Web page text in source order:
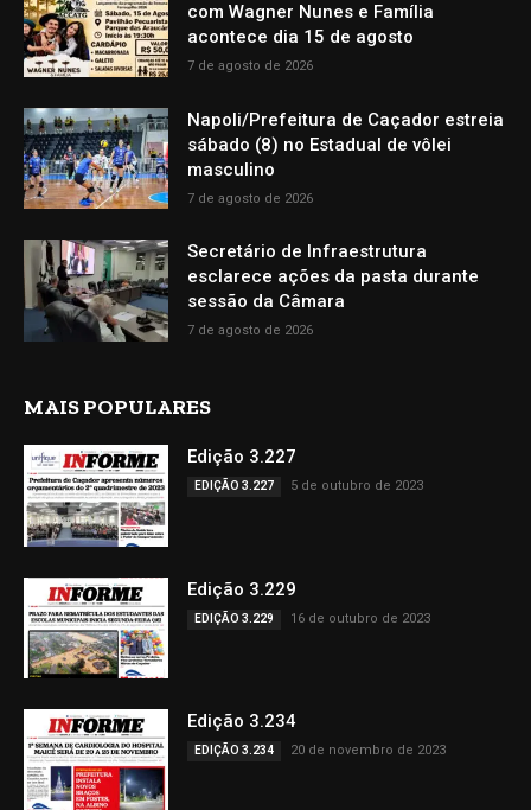
com Wagner Nunes e Família
acontece dia 15 de agosto
7 de agosto de 2026
Napoli/Prefeitura de Caçador estreia
sábado (8) no Estadual de vôlei
masculino
7 de agosto de 2026
Secretário de Infraestrutura
esclarece ações da pasta durante
sessão da Câmara
7 de agosto de 2026
MAIS POPULARES
Edição 3.227
EDIÇÃO 3.227 5 de outubro de 2023
Edição 3.229
EDIÇÃO 3.229 16 de outubro de 2023
Edição 3.234
EDIÇÃO 3.234 20 de novembro de 2023